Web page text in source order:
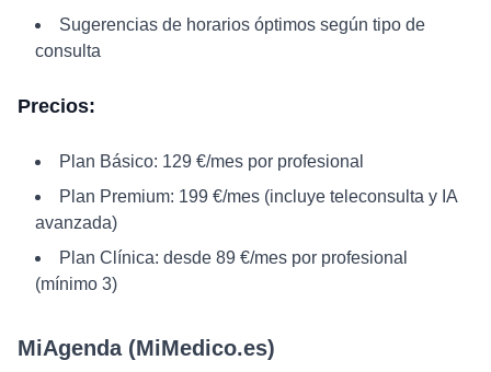
Sugerencias de horarios óptimos según tipo de
consulta
Precios:
Plan Básico: 129 €/mes por profesional
Plan Premium: 199 €/mes (incluye teleconsulta y IA
avanzada)
Plan Clínica: desde 89 €/mes por profesional
(mínimo 3)
MiAgenda (MiMedico.es)